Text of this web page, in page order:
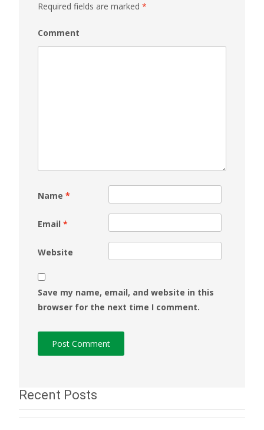
Required fields are marked *
Comment
Name *
Email *
Website
Save my name, email, and website in this
browser for the next time I comment.
Recent Posts